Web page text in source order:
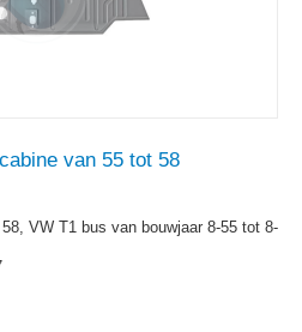
van 55 tot 58
VW T1 bus van bouwjaar 8-55 tot 8-